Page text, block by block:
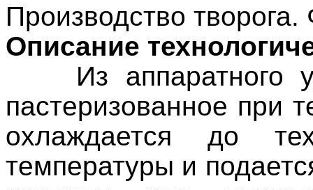
Производство творога.
Описание
Из аппаратного
пастеризованное при
охлаждается до
температуры и